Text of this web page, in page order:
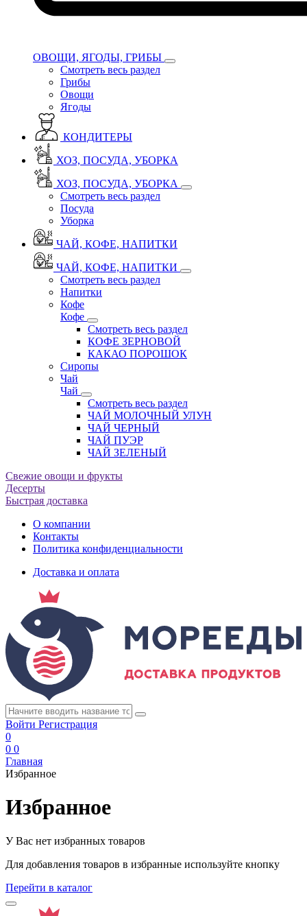
ОВОЩИ, ЯГОДЫ, ГРИБЫ
Смотреть весь раздел
Грибы
Овощи
Ягоды
КОНДИТЕРЫ
ХОЗ, ПОСУДА, УБОРКА
ХОЗ, ПОСУДА, УБОРКА
Смотреть весь раздел
Посуда
Уборка
ЧАЙ, КОФЕ, НАПИТКИ
ЧАЙ, КОФЕ, НАПИТКИ
Смотреть весь раздел
Напитки
Кофе
Кофе
Смотреть весь раздел
КОФЕ ЗЕРНОВОЙ
КАКАО ПОРОШОК
Сиропы
Чай
Чай
Смотреть весь раздел
ЧАЙ МОЛОЧНЫЙ УЛУН
ЧАЙ ЧЕРНЫЙ
ЧАЙ ПУЭР
ЧАЙ ЗЕЛЕНЫЙ
Свежие овощи и фрукты
Десерты
Быстрая доставка
О компании
Контакты
Политика конфиденциальности
Доставка и оплата
Войти Регистрация
0
0 0
Главная
Избранное
Избранное
У Вас нет избранных товаров
Для добавления товаров в избранные используйте кнопку
Перейти в каталог